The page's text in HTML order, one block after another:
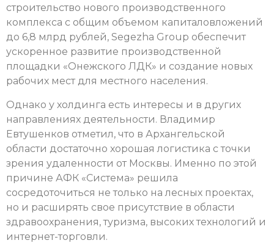
строительство нового производственного
комплекса с общим объемом капиталовложений
до 6,8 млрд рублей, Segezha Group обеспечит
ускоренное развитие производственной
площадки «Онежского ЛДК» и создание новых
рабочих мест для местного населения.
Однако у холдинга есть интересы и в других
направлениях деятельности. Владимир
Евтушенков отметил, что в Архангельской
области достаточно хорошая логистика с точки
зрения удаленности от Москвы. Именно по этой
причине АФК «Система» решила
сосредоточиться не только на лесных проектах,
но и расширять свое присутствие в области
здравоохранения, туризма, высоких технологий и
интернет-торговли.